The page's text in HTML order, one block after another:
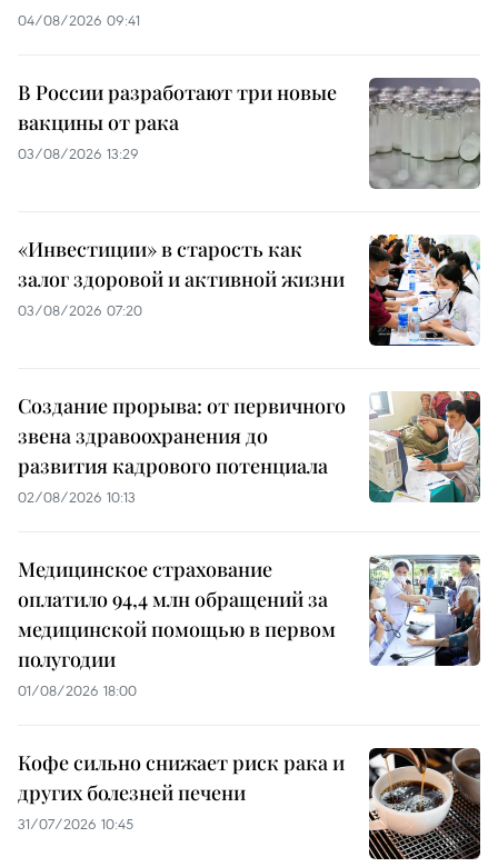
04/08/2026 09:41
В России разработают три новые
вакцины от рака
03/08/2026 13:29
«Инвестиции» в старость как
залог здоровой и активной жизни
03/08/2026 07:20
Создание прорыва: от первичного
звена здравоохранения до
развития кадрового потенциала
02/08/2026 10:13
Медицинское страхование
оплатило 94,4 млн обращений за
медицинской помощью в первом
полугодии
01/08/2026 18:00
Кофе сильно снижает риск рака и
других болезней печени
31/07/2026 10:45